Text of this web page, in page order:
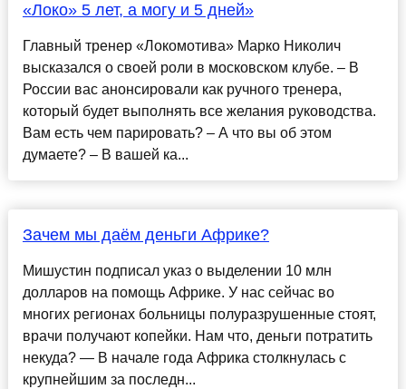
«Локо» 5 лет, а могу и 5 дней»
Главный тренер «Локомотива» Марко Николич
высказался о своей роли в московском клубе. – В
России вас анонсировали как ручного тренера,
который будет выполнять все желания руководства.
Вам есть чем парировать? – А что вы об этом
думаете? – В вашей ка...
Зачем мы даём деньги Африке?
Мишустин подписал указ о выделении 10 млн
долларов на помощь Африке. У нас сейчас во
многих регионах больницы полуразрушенные стоят,
врачи получают копейки. Нам что, деньги потратить
некуда? — В начале года Африка столкнулась с
крупнейшим за последн...